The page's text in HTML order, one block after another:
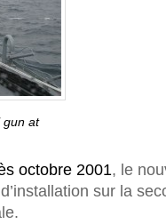
gun at
octobre 2001, le
sur la